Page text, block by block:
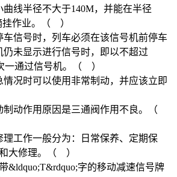
曲线半径不大于140M，并能在半径
挂作业。（ ）
车信号时，列车必须在该信号机前停车
未显示进行信号时，即以不超过
一通过信号机。（ ）
情况时可以使用非常制动，并应该立即
制动作用原因是三通阀作用不良。（
理工作一般分为：日常保养、定期保
大修理。（ ）
&ldquo;T&rdquo;字的移动减速信号牌